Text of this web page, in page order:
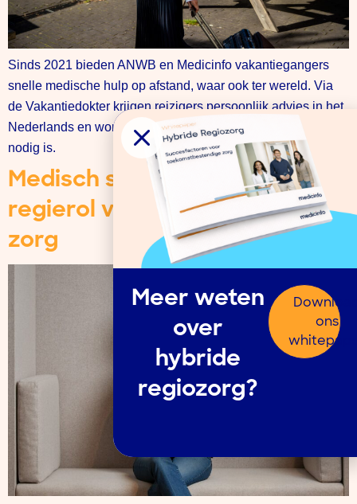
Sinds 2021 bieden ANWB en Medicinfo vakantiegangers
snelle medische hulp op afstand, waar ook ter wereld. Via
de Vakantiedokter krijgen reizigers persoonlijk advies in het
Nederlands en worden zij alleen doorverwezen als dat
nodig is.
Medisch servicecentrum kan
regierol vervullen bij hybride
zorg
Meer weten
over
hybride
regiozorg?
ons